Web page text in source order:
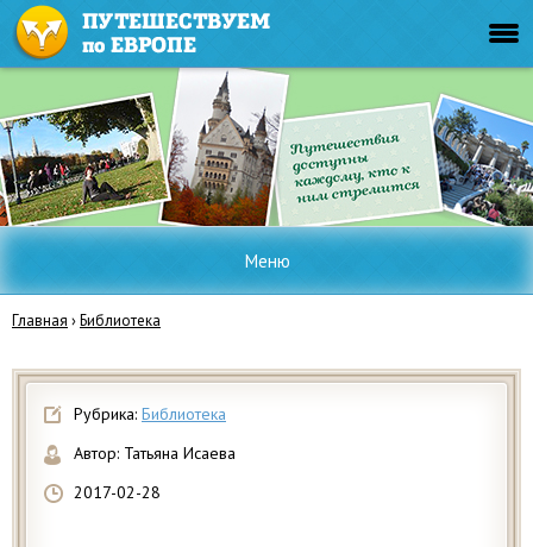
Меню
Главная ›Библиотека
Рубрика: Библиотека
Автор: Татьяна Исаева
2017-02-28